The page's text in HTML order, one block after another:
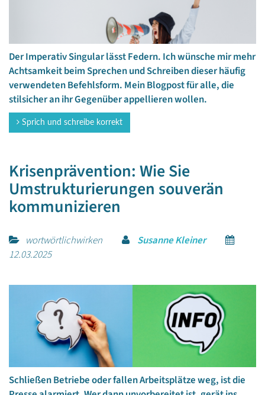
Der Imperativ Singular lässt Federn. Ich wünsche mir mehr
Achtsamkeit beim Sprechen und Schreiben dieser häufig
verwendeten Befehlsform. Mein Blogpost für alle, die
stilsicher an ihr Gegenüber appellieren wollen.
Sprich und schreibe korrekt
Krisenprävention: Wie Sie
Umstrukturierungen souverän
kommunizieren
wortwörtlichwirken
Susanne Kleiner
12.03.2025
Schließen Betriebe oder fallen Arbeitsplätze weg, ist die